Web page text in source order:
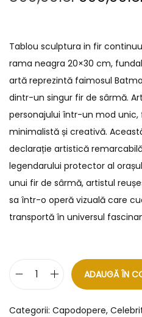
Tablou sculptura in fir
rama neagra 20×30 cm,
artă reprezintă faimosul
dintr-un singur fir de sârmă.
personajului într-un mod
minimalistă și creativă.
declarație artistică
legendarului protector al
unui fir de sârmă, artistul
sa într-o operă vizuală care
transportă în universul
ADAUGĂ ÎN
Categorii: Capodopere,